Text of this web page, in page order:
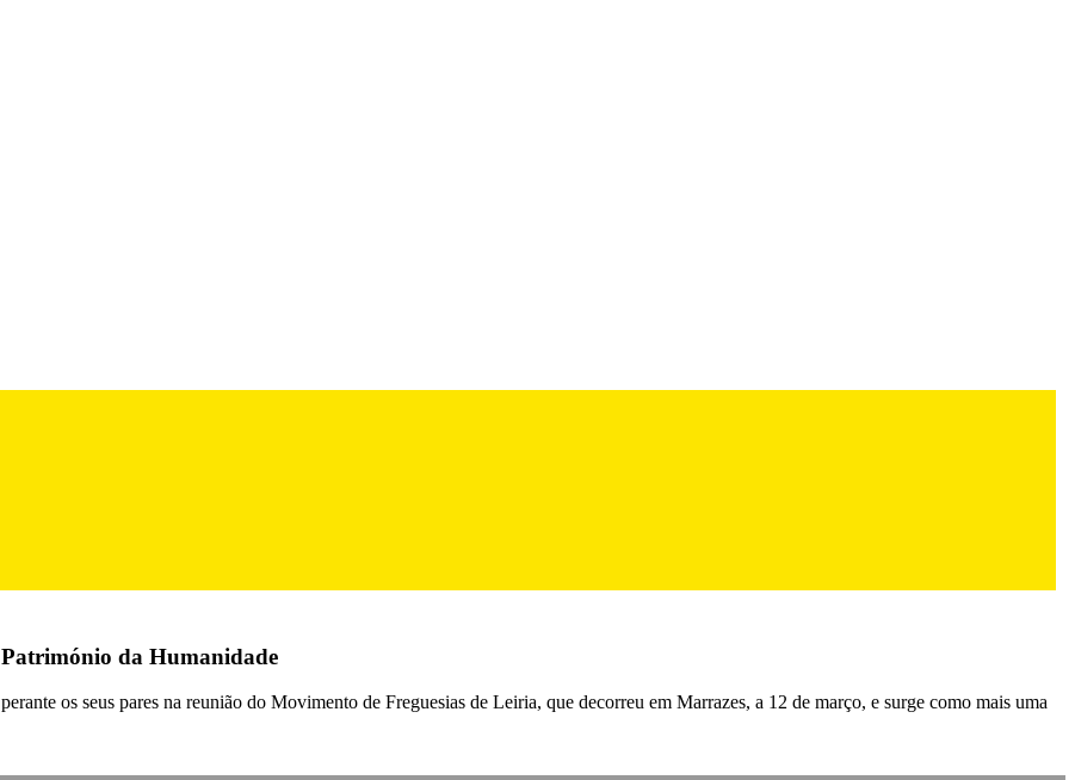
Património da Humanidade
os seus pares na reunião do Movimento de Freguesias de Leiria, que decorreu em Marrazes, a 12 de março, e surge como mais uma